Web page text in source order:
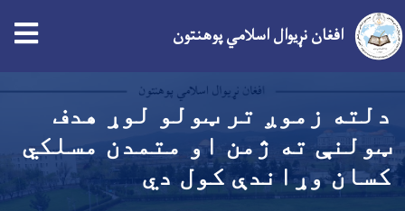
اصلي
منځپانګه
دانګل
افغان نړیوال اسلامي پوهنتون
دلته زموږ تر ټولو لوړ هدف
ټولنې ته ژمن او متمدن مسلکي
کسان وړاندې کول دي